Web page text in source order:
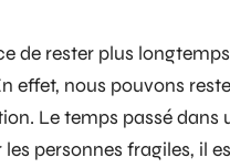
de rester plus
effet, nous pouvons
Le temps passé dans
les personnes fragiles, il